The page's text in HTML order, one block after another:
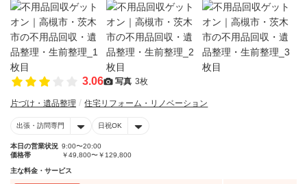
3.06 写真 3枚
片づけ・遺品整理 住宅リフォーム・リノベーション
出張・訪問専門 日祝OK
本日の営業状況 9:00〜20:00
価格帯
￥49,800〜￥129,800
主な料金・サービス